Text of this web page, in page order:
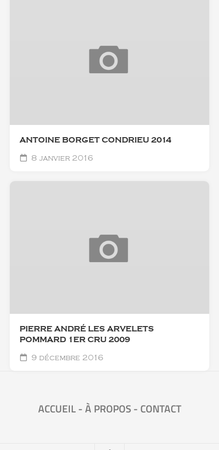
ANTOINE BORGET CONDRIEU 2014
8 janvier 2016
PIERRE ANDRÉ LES ARVELETS
POMMARD 1ER CRU 2009
9 décembre 2016
ACCUEIL-À PROPOS- CONTACT